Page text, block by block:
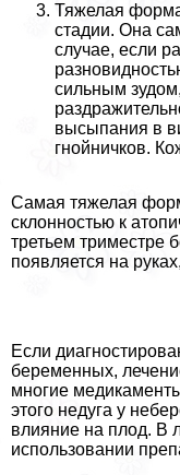
Тяжелая
стадии. Она
случае, если
сильным
высыпания в
гнойничков.
Самая тяжелая
склонностью к
третьем триместре
появляется на
Если
беременных,
многие
этого недуга у
влияние на плод. В
использовании